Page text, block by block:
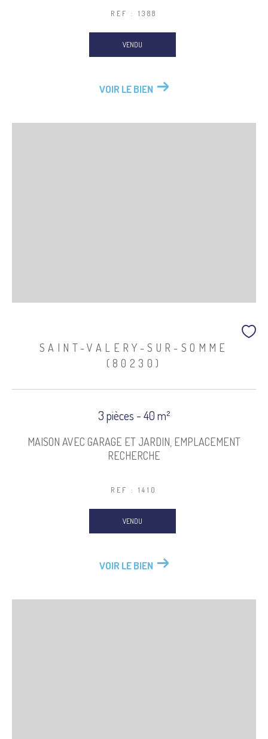
REF : 1388
VENDU
VOIR LE BIEN
SAINT-VALERY-SUR-SOMME
(80230)
3 pièces - 40 m²
MAISON AVEC GARAGE ET JARDIN, EMPLACEMENT
RECHERCHE
REF : 1410
VENDU
VOIR LE BIEN